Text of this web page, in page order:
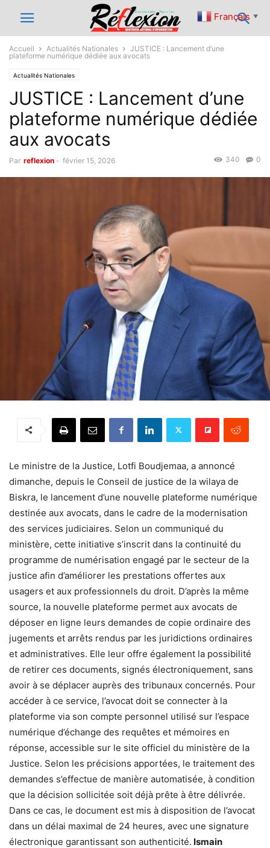
Accueil Actualités Nationales
JUSTICE : Lancement d’une
plateforme numérique dédiée aux avocats
Actualités Nationales
JUSTICE : Lancement d’une
plateforme numérique dédiée
aux avocats
Par reflexion - février 15, 2026 0
340
Le ministre de la Justice, Lotfi Boudjemaa, a annoncé
dimanche, depuis le Conseil de justice de la wilaya de
Biskra, le lancement d’une nouvelle plateforme numérique
destinée aux avocats, dans le cadre de la modernisation
des services judiciaires. Selon un communiqué du
ministère, cette initiative s’inscrit dans la continuité du
programme de numérisation engagé par le secteur de la
justice afin d’améliorer les prestations offertes aux
usagers et aux professionnels du droit. D’après la même
source, la nouvelle plateforme permet aux avocats de
déposer en ligne leurs demandes de copie ordinaire des
jugements et arrêts rendus par les juridictions ordinaires
et administratives. Elle leur offre également la possibilité
de retirer ces documents, signés électroniquement, sans
avoir à se déplacer auprès des tribunaux concernés. Pour
accéder à ce service, l’avocat doit se connecter à la
plateforme via son compte personnel utilisé sur l’espace
numérique d’échange des requêtes et mémoires en
réponse, accessible sur le site officiel du ministère de la
Justice. Selon les précisions apportées, le traitement des
demandes s’effectue de manière automatisée, à condition
que la décision sollicitée soit déjà prête à être délivrée.
Dans ce cas, le document est mis à disposition de l’avocat
dans un délai maximal de 24 heures, avec une signature
électronique garantissant son authenticité. Ismain
Français ▼